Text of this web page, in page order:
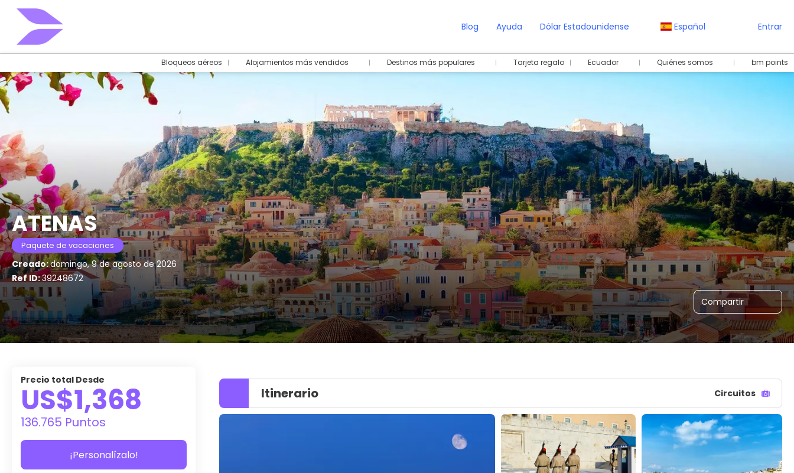
Blog Ayuda Dólar Estadounidense Español Entrar
Bloqueos aéreos Alojamientos más vendidos Destinos más populares Tarjeta regalo Ecuador Quiénes somos bm points
ATENAS
Paquete de vacaciones
Creado:domingo, 9 de agosto de 2026
Ref ID:39248672
Compartir
Itinerario Circuitos
Precio total Desde
US$1,368
136.765 Puntos
¡Personalízalo!